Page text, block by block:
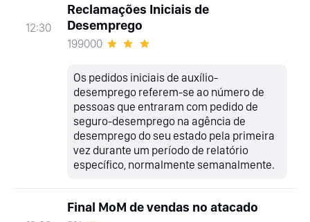
12:30
Reclamações Iniciais de
Desemprego
199000
Os pedidos iniciais de auxílio-
desemprego referem-se ao número de
pessoas que entraram com pedido de
seguro-desemprego na agência de
desemprego do seu estado pela primeira
vez durante um período de relatório
específico, normalmente semanalmente.
Final MoM de vendas no atacado